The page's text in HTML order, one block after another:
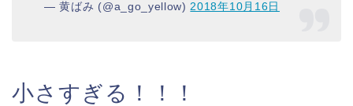
— 黄ばみ (@a_go_yellow)2018年10月16日
小さすぎる！！！